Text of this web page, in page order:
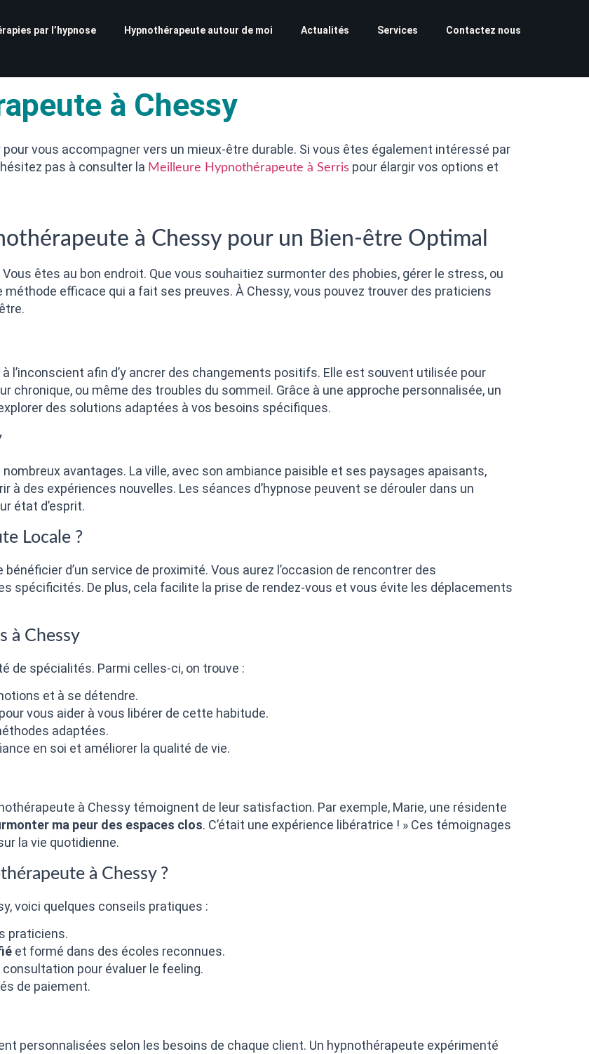
par l’hypnose Hypnothérapeute autour de moi Actualités Services Contactez nous
à Chessy
vous accompagner vers un mieux-être durable. Si vous êtes également intéressé par
pas à consulter la Meilleure Hypnothérapeute à Serris pour élargir vos options et
à Chessy pour un Bien-être Optimal
Vous êtes au bon endroit. Que vous souhaitiez surmonter des phobies, gérer le stress, ou
méthode efficace qui a fait ses preuves. À Chessy, vous pouvez trouver des praticiens
l’inconscient afin d’y ancrer des changements positifs. Elle est souvent utilisée pour
chronique, ou même des troubles du sommeil. Grâce à une approche personnalisée, un
des solutions adaptées à vos besoins spécifiques.
avantages. La ville, avec son ambiance paisible et ses paysages apaisants,
à des expériences nouvelles. Les séances d’hypnose peuvent se dérouler dans un
état d’esprit.
Locale ?
bénéficier d’un service de proximité. Vous aurez l’occasion de rencontrer des
spécificités. De plus, cela facilite la prise de rendez-vous et vous évite les déplacements
à Chessy
de spécialités. Parmi celles-ci, on trouve :
et à se détendre.
vous aider à vous libérer de cette habitude.
adaptées.
en soi et améliorer la qualité de vie.
à Chessy témoignent de leur satisfaction. Par exemple, Marie, une résidente
ma peur des espaces clos. C’était une expérience libératrice ! » Ces témoignages
la vie quotidienne.
à Chessy ?
voici quelques conseils pratiques :
praticiens.
et formé dans des écoles reconnues.
pour évaluer le feeling.
de paiement.
personnalisées selon les besoins de chaque client. Un hypnothérapeute expérimenté